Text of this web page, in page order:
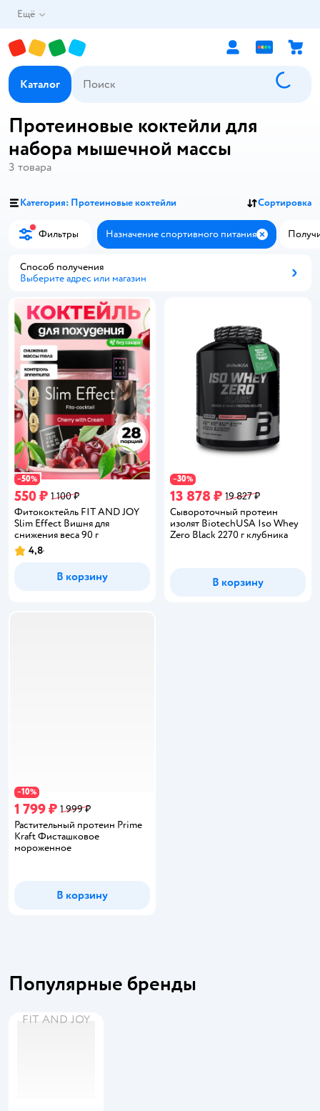
Ещё
Каталог
Протеиновые коктейли для
набора мышечной массы
3 товара
Категория: Протеиновые коктейли Сортировка
Фильтры Назначение спортивного питания Закрыть
Способ получения
Выберите адрес или магазин
−50%
550 ₽ 1 100 ₽
Фитококтейль FIT AND JOY
Slim Effect Вишня для
снижения веса 90 г
Рейтинг:
4,8
В корзину
−30%
13 878 ₽ 19 827 ₽
Сывороточный протеин
изолят BiotechUSA Iso Whey
Zero Black 2270 г клубника
В корзину
−10%
1 799 ₽ 1 999 ₽
Растительный протеин Prime
Kraft Фисташковое
мороженное
В корзину
Популярные бренды
FIT AND JOY